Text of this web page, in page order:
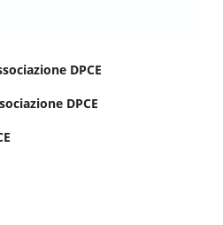
DPCE
DPCE